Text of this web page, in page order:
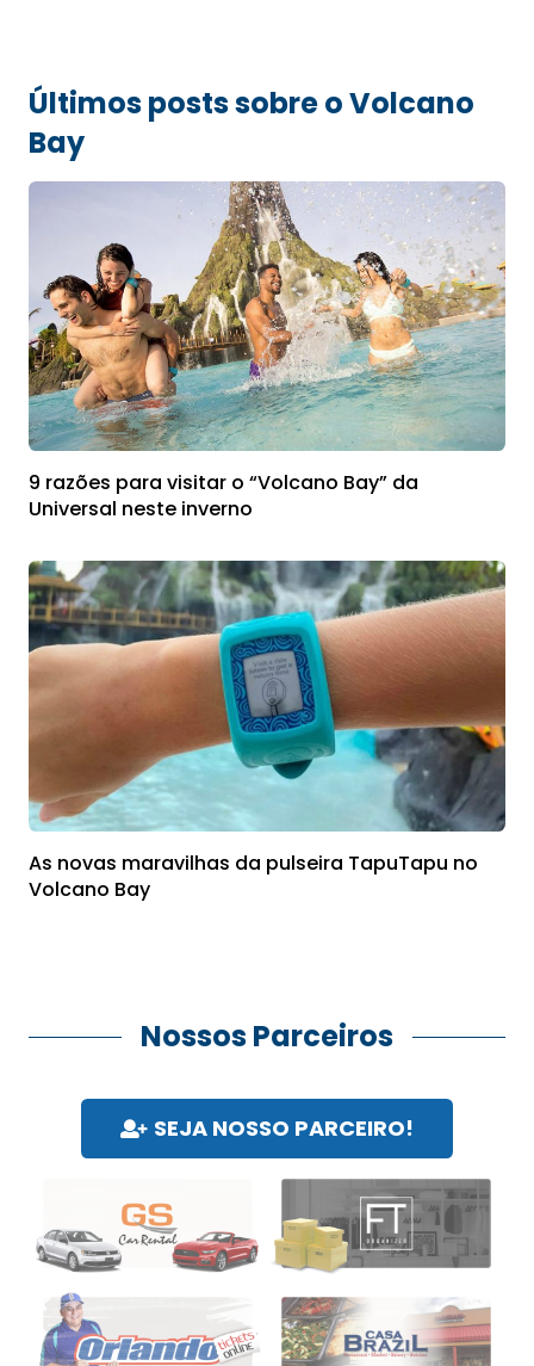
Últimos posts sobre o Volcano
Bay
9 razões para visitar o “Volcano Bay” da
Universal neste inverno
As novas maravilhas da pulseira TapuTapu no
Volcano Bay
Nossos Parceiros
SEJA NOSSO PARCEIRO!